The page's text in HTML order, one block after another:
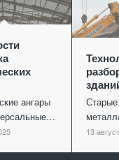
ангары
13